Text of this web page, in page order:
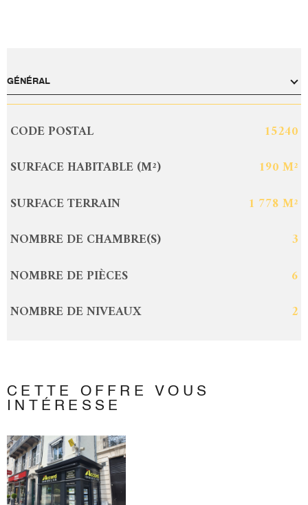
GÉNÉRAL
Caractérisque Valeurs
CODE POSTAL
15240
SURFACE HABITABLE (M²)
190 M²
SURFACE TERRAIN
1 778 M²
NOMBRE DE CHAMBRE(S)
3
NOMBRE DE PIÈCES
6
NOMBRE DE NIVEAUX
2
CETTE OFFRE
VOUS
INTÉRESSE